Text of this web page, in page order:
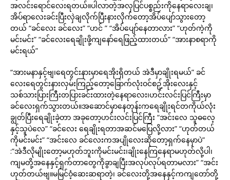
အလင်းရောင်လေးရတယ်။ပါလာတဲ့အလှပြင်ပစ္စည်းကိုနေရာလေးချ၊
အိပ်ရာလေးခင်းပြီးလှဲချလိုက်ပြီးနားလိုက်တော့အိပ်ပျော်သွားတော့
တယ် “ခင်လေး ခင်လေး” “ဟင် ” “အိပ်ပျော်နေတာလား” “ဟုတ်ကဲ့ကို
မင်းမင်း” “ခင်လေးရေချိုးဖို့ကျနော်ရေဖြည့်ထားတယ်” “အားနာစရာကို
မင်းရယ်”
“အားမနာနှင့်ဗျ၊ရေတွင်းနားမှာရေအိုးရှိတယ် အဲဒီမှာချိုးရမယ်” ခင်
လေးရေတွင်းနားလှမ်းကြည့်တော့ခြောက်လုံးဝင်စဥ့်အိုးလေးနှင့်
သစ်သားပြားကြီးတပြားခင်းထားတဲ့နေရာလေး၊ဟင်းလင်းပြင်ကြီးမှာ
ခင်လေးရှက်သွားတယ်။အဆောင်မှာနေတုန်းကရေချိုးရင်တကိုယ်လုံး
ချွတ်ပြီးရေချိုးခဲ့တာ အခုတော့ဟင်းလင်းပြင်ကြီး “အင်းလေ သူဓလေ့
နှင့်သူပဲလေ” “ခင်လေး ရေချိုးရတာအဆင်မပြေလို့လား” “ဟုတ်တယ်
ကိုမင်းမင်း” “အင်းလေ ခင်လေးကအပျိုလေးဆိုတော့ရှက်နေမှာပဲ”
:”အဲဒီလိုမျိုးတော့မဟုတ်ဘူးကိုမင်းမင်း၊ချိုးနေကြနေရာမဟုတ်လို့ပါ၊
ကျမတို့အနေနှင့်ရှက်တာတွေကိုခွာချပြီးအလုပ်လုပ်ရတာမလား” “အင်း
ဟုတ်တယ်ဗျ။မမြင်ဝံ့ဆေးဆရာတဲ့၊ ခင်လေးတို့အနေနှင့်ကကျတော်တို့